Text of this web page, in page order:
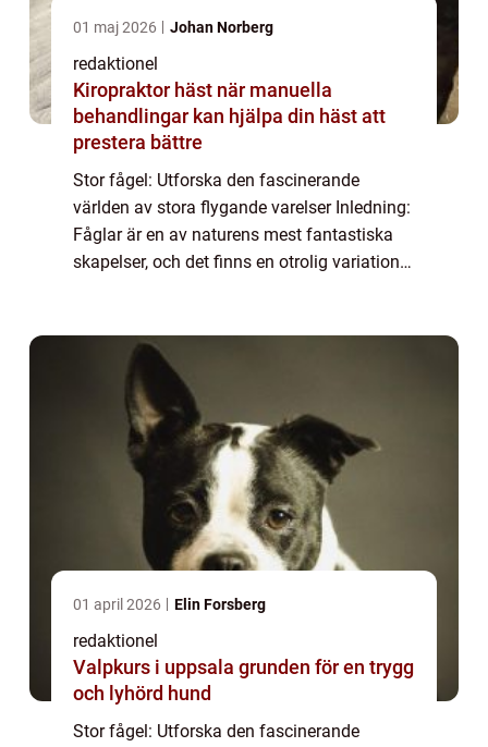
01 maj 2026 Johan Norberg
redaktionel
Kiropraktor häst när manuella
behandlingar kan hjälpa din häst att
prestera bättre
Stor fågel: Utforska den fascinerande
världen av stora flygande varelser Inledning:
Fåglar är en av naturens mest fantastiska
skapelser, och det finns en otrolig variation
01 april 2026 Elin Forsberg
redaktionel
Valpkurs i uppsala grunden för en trygg
och lyhörd hund
Stor fågel: Utforska den fascinerande